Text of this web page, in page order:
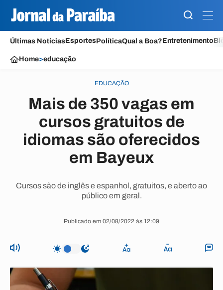
Últimas NotíciasEsportesPolíticaQual a Boa?Entretenimento
Home>educação
EDUCAÇÃO
Mais de 350 vagas em
cursos gratuitos de
idiomas são oferecidos
em Bayeux
Cursos são de inglês e espanhol, gratuitos, e aberto ao
público em geral.
Publicado em 02/08/2022 às 12:09